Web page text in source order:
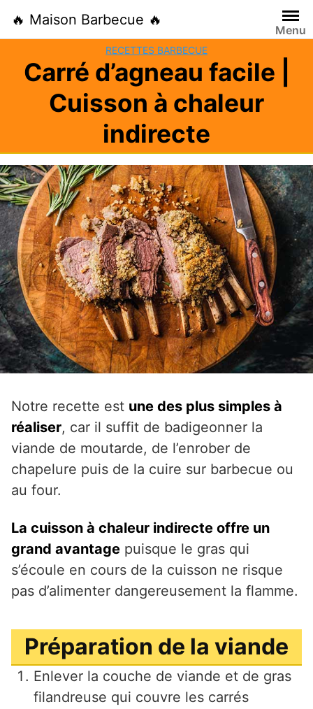
content
🔥 Maison Barbecue 🔥
Menu
RECETTES BARBECUE
Carré d’agneau facile |
Cuisson à chaleur
indirecte
Notre recette est une des plus simples à
réaliser, car il suffit de badigeonner la
viande de moutarde, de l’enrober de
chapelure puis de la cuire sur barbecue ou
au four.
La cuisson à chaleur indirecte offre un
grand avantage puisque le gras qui
s’écoule en cours de la cuisson ne risque
pas d’alimenter dangereusement la flamme.
Préparation de la viande
Enlever la couche de viande et de gras
filandreuse qui couvre les carrés